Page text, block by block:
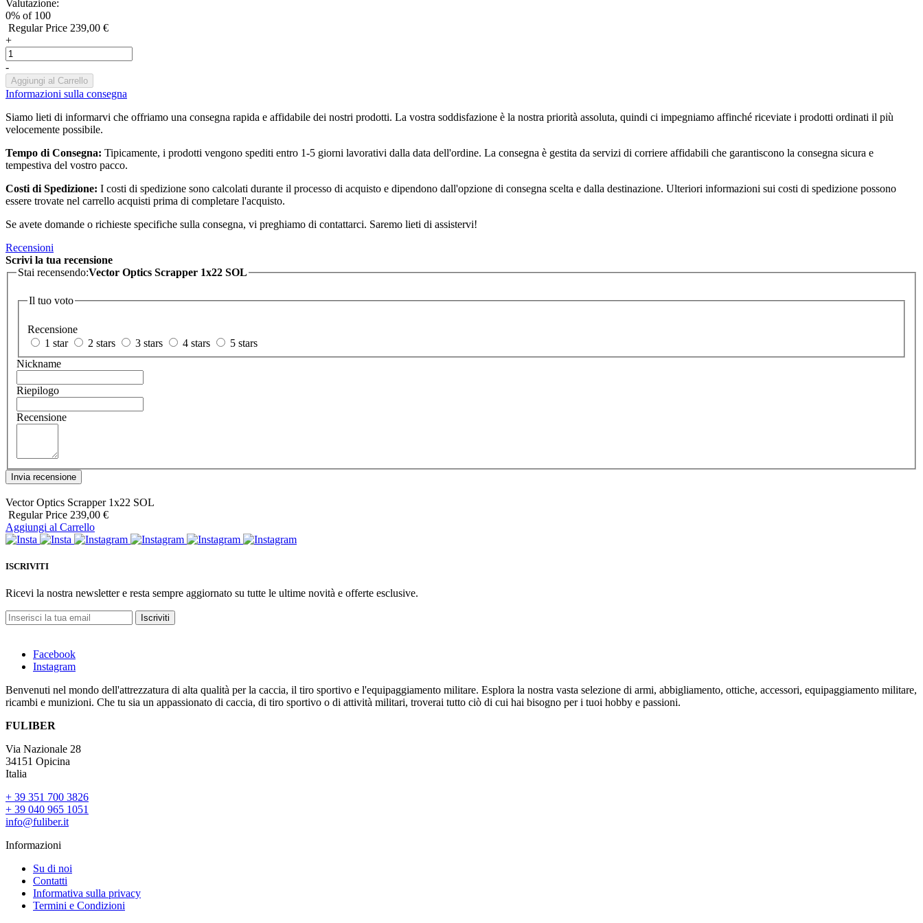
Valutazione:
0% of 100
Regular Price 239,00 €
+
-
Aggiungi al Carrello
Informazioni sulla consegna
Siamo lieti di informarvi che offriamo una consegna rapida e affidabile dei nostri prodotti. La vostra soddisfazione è la nostra priorità assoluta, quindi ci impegniamo affinché riceviate i prodotti ordinati il più
velocemente possibile.
Tempo di Consegna: Tipicamente, i prodotti vengono spediti entro 1-5 giorni lavorativi dalla data dell'ordine. La consegna è gestita da servizi di corriere affidabili che garantiscono la consegna sicura e
tempestiva del vostro pacco.
Costi di Spedizione: I costi di spedizione sono calcolati durante il processo di acquisto e dipendono dall'opzione di consegna scelta e dalla destinazione. Ulteriori informazioni sui costi di spedizione possono
essere trovate nel carrello acquisti prima di completare l'acquisto.
Se avete domande o richieste specifiche sulla consegna, vi preghiamo di contattarci. Saremo lieti di assistervi!
Recensioni
Scrivi la tua recensione
Stai recensendo:Vector Optics Scrapper 1x22 SOL
Il tuo voto
Recensione
1 star
2 stars 3 stars 4 stars
5 stars
Nickname
Riepilogo
Recensione
Invia recensione
Vector Optics Scrapper 1x22 SOL
Regular Price 239,00 €
Aggiungi al Carrello
ISCRIVITI
Ricevi la nostra newsletter e resta sempre aggiornato su tutte le ultime novità e offerte esclusive.
Iscriviti
Facebook
Instagram
Benvenuti nel mondo dell'attrezzatura di alta qualità per la caccia, il tiro sportivo e l'equipaggiamento militare. Esplora la nostra vasta selezione di armi, abbigliamento, ottiche, accessori, equipaggiamento militare,
ricambi e munizioni. Che tu sia un appassionato di caccia, di tiro sportivo o di attività militari, troverai tutto ciò di cui hai bisogno per i tuoi hobby e passioni.
FULIBER
Via Nazionale 28
34151 Opicina
Italia
+ 39 351 700 3826
+ 39 040 965 1051
info@fuliber.it
Informazioni
Su di noi
Contatti
Informativa sulla privacy
Termini e Condizioni